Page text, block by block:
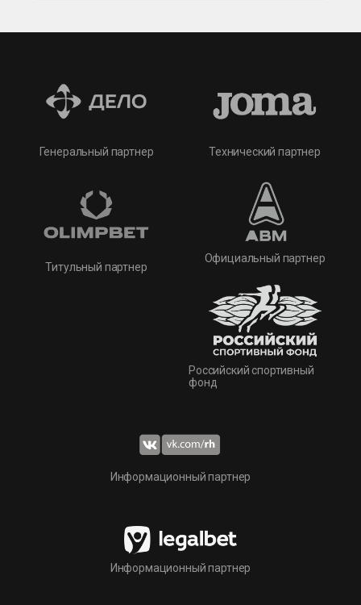
Генеральный партнер
Титульный партнер
Технический партнер
Официальный партнер
Российский спортивный
фонд
Информационный партнер
Информационный партнер